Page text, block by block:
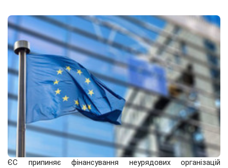
ЄС припиняє фінансування неурядових організацій